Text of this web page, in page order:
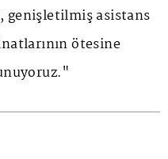
genişletilmiş asistans
ötesine